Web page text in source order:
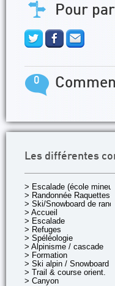
Pour
0
Les différentes
> Escalade (école
> Randonnée Raquettes
> Ski/Snowboard de
> Accueil
> Escalade
> Refuges
> Spéléologie
> Alpinisme / cascade
> Formation
> Ski alpin / Snowboard
> Trail & course orient.
> Canyon